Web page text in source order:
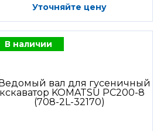
Уточняйте цену
В наличии